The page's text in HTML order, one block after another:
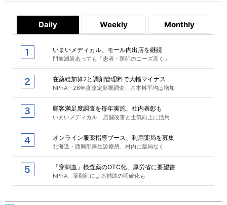
Daily Weekly Monthly
いまいメディカル、モール内出店を継続
門前減算あっても「患者・医師のニーズ高く」
在薬総加算2と調剤管理料で大幅マイナス
NPhA・26年度改定影響調査、基本料平均は増加
顧客満足度調査を毎年実施、社内表彰も
いまいメディカル 店舗改善と士気向上に活用
オンライン服薬指導ブース、利用薬局を募集
北海道・西興部厚生診療所、村内に薬局なく
「穿刺血」検査薬のOTC化、厚労省に要望書
NPhA、薬剤師による補助の明確化も